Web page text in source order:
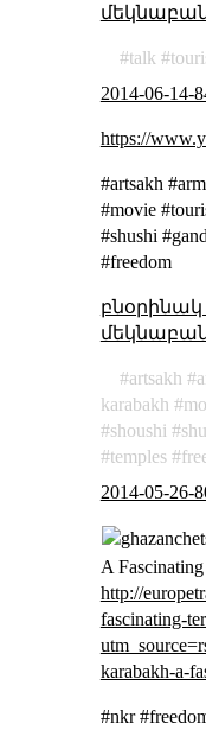
talk
2014-06-14-
https://
#artsakh
#movie
#shushi
#freedom
բնօրինակ
artsakh
karabakh
shoushi
temples
2014-05-26-
A
http://
fascinating-
karabakh-a-
#nkr